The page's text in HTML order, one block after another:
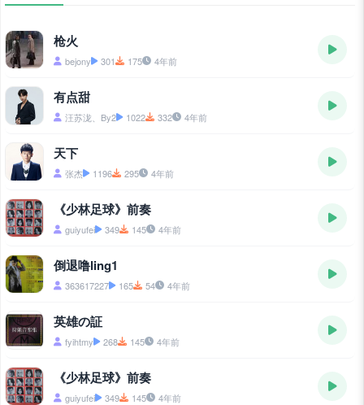
枪火
bejony 301 175 4年前
有点甜
汪苏泷、By2 1022 332 4年前
天下
张杰 1196 295 4年前
《少林足球》前奏
guiyufei 349 145 4年前
倒退噜ling1
363617227 165 54 4年前
英雄の証
fyihtmy 268 145 4年前
《少林足球》前奏
guiyufei 349 145 4年前